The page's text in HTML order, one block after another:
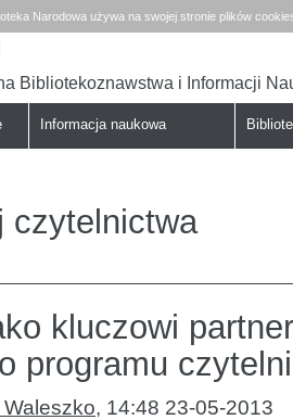
Narodowa używa na swojej stronie plików
Bibliotekoznawstwa i Informacji
Informacja naukowa
czytelnictwa
kluczowi
programu
Waleszko, 14:48 23-05-2013